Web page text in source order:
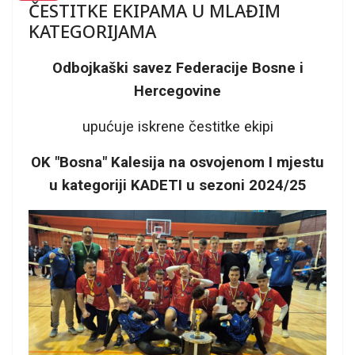
ČESTITKE EKIPAMA U MLAĐIM
KATEGORIJAMA
Odbojkaški savez Federacije Bosne i
Hercegovine
upućuje iskrene čestitke ekipi
OK "Bosna" Kalesija na osvojenom I mjestu
u kategoriji KADETI u sezoni 2024/25